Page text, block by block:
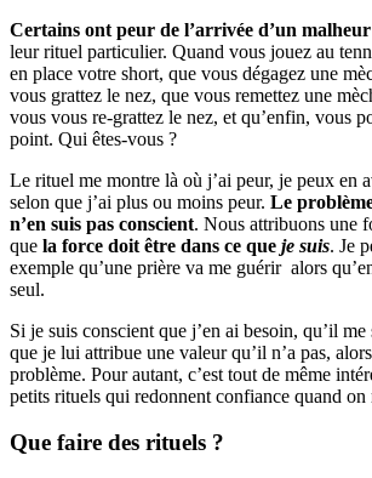
Certains ont peur de l’arrivée d’un malheur
leur rituel particulier. Quand vous jouez au
en place votre short, que vous dégagez une
vous grattez le nez, que vous remettez une
vous vous re-grattez le nez, et qu’enfin, vous
point. Qui êtes-vous ?
Le rituel me montre là où j’ai peur, je peux en
selon que j’ai plus ou moins peur. Le
n’en suis pas conscient. Nous attribuons une
que la force doit être dans ce que je suis. Je
exemple qu’une prière va me guérir alors
seul.
Si je suis conscient que j’en ai besoin, qu’il me
que je lui attribue une valeur qu’il n’a pas,
problème. Pour autant, c’est tout de même
petits rituels qui redonnent confiance quand
Que faire des rituels ?